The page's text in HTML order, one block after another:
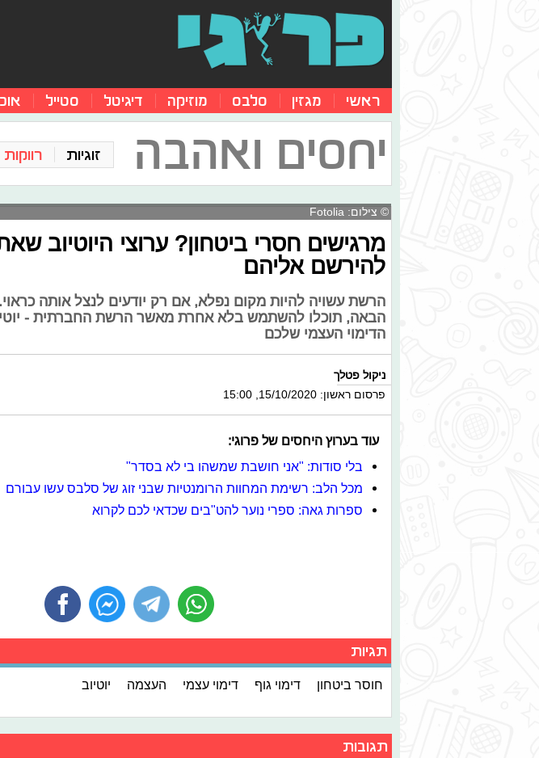
ראשי מגזין סלבס מוזיקה דיגיטל סטייל
יחסים ואהבה זוגיות רווקות
© צילום: Fotolia
מרגישים חסרי ביטחון? ערוצי היוטיוב
להירשם אליהם
הרשת עשויה להיות מקום נפלא, אם רק יודעים לנצל אותה
הבאה, תוכלו להשתמש בלא אחרת מאשר הרשת החברתית -
הדימוי העצמי שלכם
ניקול פטלך
פרסום ראשון: 15/10/2020, 15:00
עוד בערוץ היחסים של פרוגי:
בלי סודות: "אני חושבת שמשהו בי לא בסדר"
מכל הלב: רשימת המחוות הרומנטיות שבני זוג של סלבס עשו עבורם
ספרות גאה: ספרי נוער להט"בים שכדאי לכם לקרוא
תגיות
חוסר ביטחון דימוי גוף דימוי עצמי העצמה יוטיוב
תגובות